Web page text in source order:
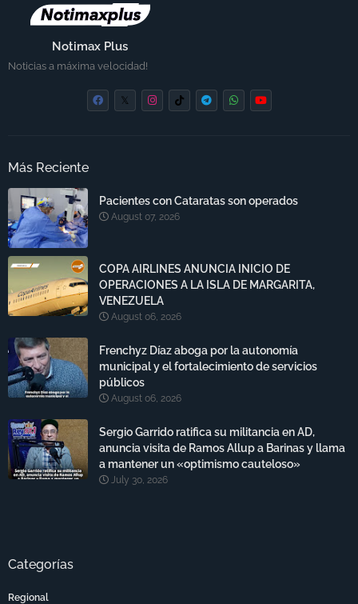
Notimax Plus
Noticias a máxima velocidad!
Más Reciente
Pacientes con Cataratas son operados
August 07, 2026
COPA AIRLINES ANUNCIA INICIO DE
OPERACIONES A LA ISLA DE MARGARITA,
VENEZUELA
August 06, 2026
Frenchyz Díaz aboga por la autonomía
municipal y el fortalecimiento de servicios
públicos
August 06, 2026
Sergio Garrido ratifica su militancia en AD,
anuncia visita de Ramos Allup a Barinas y llama
a mantener un «optimismo cauteloso»
July 30, 2026
Categorías
Regional